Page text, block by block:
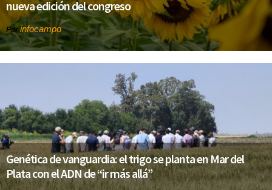
nueva edición del congreso
Por infocampo
Genética de vanguardia: el trigo se planta en Mar del
Plata con el ADN de “ir más allá”